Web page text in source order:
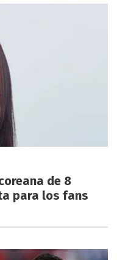
de 8
para los fans